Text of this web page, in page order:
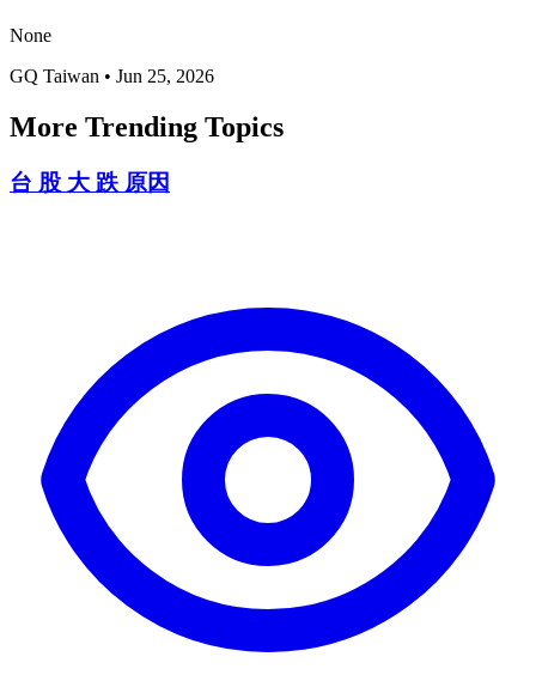
None
GQ Taiwan • Jun 25, 2026
More Trending Topics
台 股 大 跌 原因